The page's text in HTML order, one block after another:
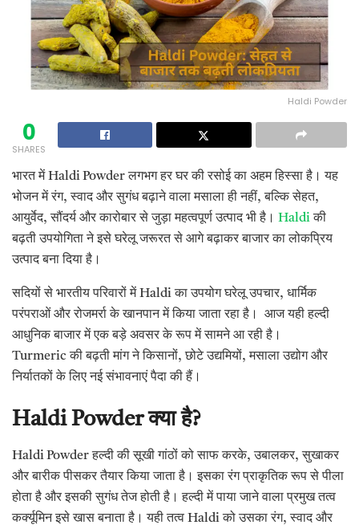
Haldi Powder
0
SHARES
भारत में Haldi Powder लगभग हर घर की रसोई का अहम हिस्सा है। यह
भोजन में रंग, स्वाद और सुगंध बढ़ाने वाला मसाला ही नहीं, बल्कि सेहत,
आयुर्वेद, सौंदर्य और कारोबार से जुड़ा महत्वपूर्ण उत्पाद भी है। Haldiकी
बढ़ती उपयोगिता ने इसे घरेलू जरूरत से आगे बढ़ाकर बाजार का लोकप्रिय
उत्पाद बना दिया है।
सदियों से भारतीय परिवारों में Haldi का उपयोग घरेलू उपचार, धार्मिक
परंपराओं और रोजमर्रा के खानपान में किया जाता रहा है। आज यही हल्दी
आधुनिक बाजार में एक बड़े अवसर के रूप में सामने आ रही है।
Turmeric की बढ़ती मांग ने किसानों, छोटे उद्यमियों, मसाला उद्योग और
निर्यातकों के लिए नई संभावनाएं पैदा की हैं।
Haldi Powder क्या है?
Haldi Powder हल्दी की सूखी गांठों को साफ करके, उबालकर, सुखाकर
और बारीक पीसकर तैयार किया जाता है। इसका रंग प्राकृतिक रूप से पीला
होता है और इसकी सुगंध तेज होती है। हल्दी में पाया जाने वाला प्रमुख तत्व
कर्क्यूमिन इसे खास बनाता है। यही तत्व Haldi को उसका रंग, स्वाद और